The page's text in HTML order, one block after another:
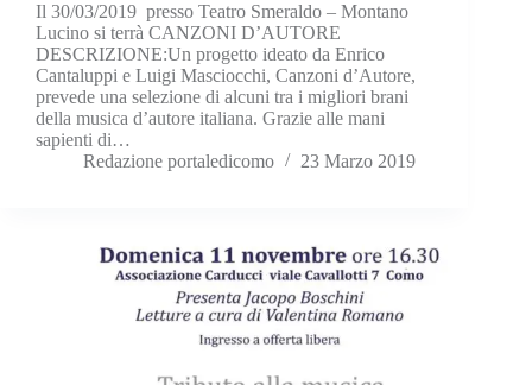
Il 30/03/2019 presso Teatro Smeraldo – Montano
Lucino si terrà CANZONI D’AUTORE
DESCRIZIONE:Un progetto ideato da Enrico
Cantaluppi e Luigi Masciocchi, Canzoni d’Autore,
prevede una selezione di alcuni tra i migliori brani
della musica d’autore italiana. Grazie alle mani
sapienti di…
Redazione portaledicomo
23 Marzo 2019